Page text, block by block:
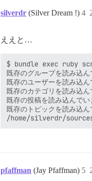
silverdr (Silver Dream !) 4
ええと…
$ bundle exec ruby
既存のグループを読み込
既存のユーザーを読み込
既存のカテゴリを読み込
既存の投稿を読み込んでい
既存のトピックを読み込
pfaffman (Jay Pfaffman) 5